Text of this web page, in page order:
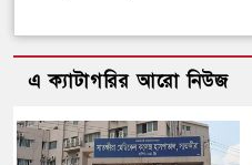
এ ক্যাটাগরির আরো নিউজ